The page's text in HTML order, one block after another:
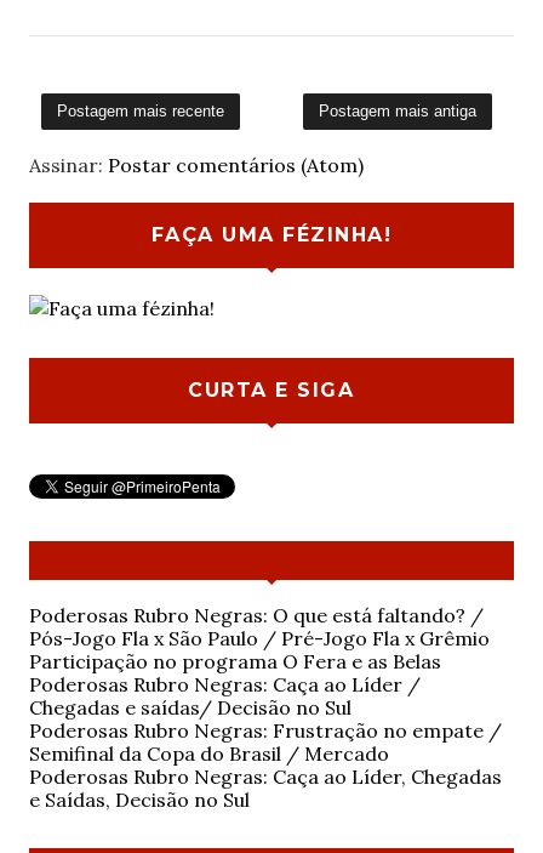
Postagem mais recente Postagem mais antiga
Assinar: Postar comentários (Atom)
FAÇA UMA FÉZINHA!
CURTA E SIGA
Poderosas Rubro Negras: O que está faltando? /
Pós-Jogo Fla x São Paulo / Pré-Jogo Fla x Grêmio
Participação no programa O Fera e as Belas
Poderosas Rubro Negras: Caça ao Líder /
Chegadas e saídas/ Decisão no Sul
Poderosas Rubro Negras: Frustração no empate /
Semifinal da Copa do Brasil / Mercado
Poderosas Rubro Negras: Caça ao Líder, Chegadas
e Saídas, Decisão no Sul